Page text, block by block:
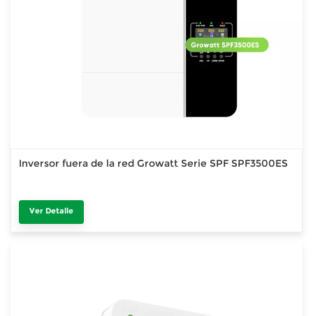
Inversor fuera de la red Growatt Serie SPF SPF3500ES
Ver Detalle